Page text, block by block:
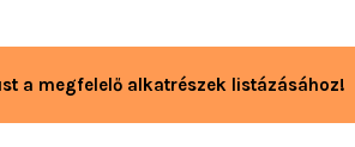
a megfelelő alkatrészek listázásához!